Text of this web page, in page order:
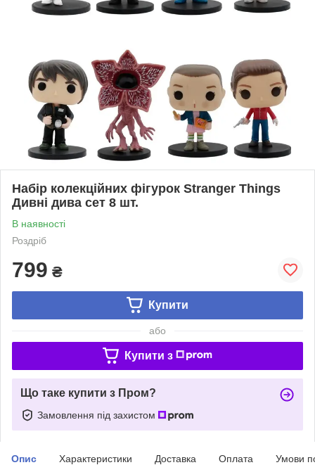
Набір колекційних фігурок Stranger Things
Дивні дива сет 8 шт.
В наявності
Роздріб
799 ₴
Купити
або
Купити з
Що таке купити з Пром?
Замовлення під захистом
Опис Характеристики Доставка Оплата Умови